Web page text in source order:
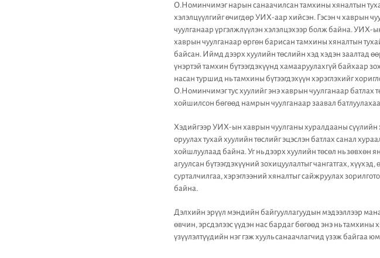
О.Номинчимэг нарын санаачилсан тамхины хяналтын
хэлэлцүүлгийг өчигдөр УИХ-аар хийсэн. Гэсэн ч хаврын
чуулганаар үргэлжлүүлэн хэлэлцэхээр болж байна.
хаврын чуулганаар өргөн барисан тамхины хяналтын
байсан. Иймд дээрх хуулийн төслийн хэд хэдэн заалтад
үнэртэй тамхин бүтээгдэхүүнд хамааруулахгүй байхаар
насан туршид нь тамхины бүтээгдэхүүн хэрэглэхийг
О.Номинчимэг тус хуулийг энэ хаврын чуулганаар батлах
хойшилсон бөгөөд намрын чуулганаар заавал
Хэдийгээр УИХ-ын хаврын чуулганы хуралдааны сүүлийн
оруулах тухай хуулийн төслийг эцэслэн батлах санал
хойшлуулаад байна. Уг нь дээрх хуулийн төсөл нь зөвхөн
агуулсан бүтээгдэхүүний зохицуулалтыг чангатгах,
сурталчилгаа, хэрэглээний хяналтыг сайжруулах
байна.
Дэлхийн эрүүл мэндийн байгууллагуудын мэдээллээр
өвчин, эрсдэлээс үүдэн нас бардаг бөгөөд энэ нь
үзүүлэлтүүдийн нэг гэж хууль санаачлагчид үзэж байгаа